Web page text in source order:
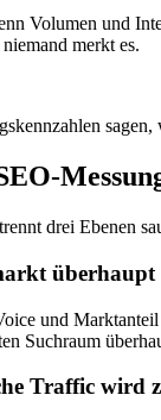
Volumen und
merkt es.
drei Ebenen
überhaupt
und
Suchraum
Traffic wird